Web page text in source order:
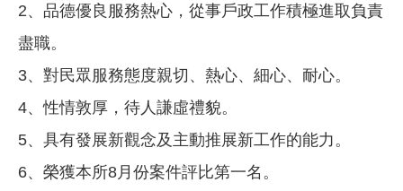
2、品德優良服務熱心，從事戶政工作積極進取負責
盡職。
3、對民眾服務態度親切、熱心、細心、耐心。
4、性情敦厚，待人謙虛禮貌。
5、具有發展新觀念及主動推展新工作的能力。
6、榮獲本所8月份案件評比第一名。